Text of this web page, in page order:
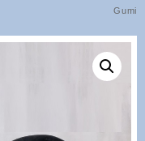
Gumi